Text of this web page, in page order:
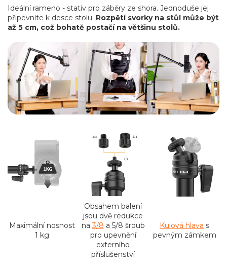
Ideální rameno - stativ pro záběry ze shora. Jednoduše jej
připevníte k desce stolu. Rozpětí svorky na stůl může být
až 5 cm, což bohatě postačí na většinu stolů.
Maximální nosnost
1 kg
Obsahem balení
jsou dvě redukce
na3/8 a 5/8 šroub
pro upevnění
externího
příslušenství
Kulová hlava s
pevným zámkem